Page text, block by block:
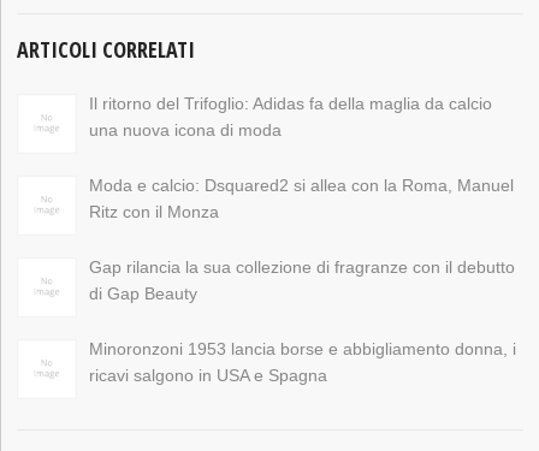
ARTICOLI CORRELATI
Il ritorno del Trifoglio: Adidas fa della maglia da calcio
una nuova icona di moda
Moda e calcio: Dsquared2 si allea con la Roma, Manuel
Ritz con il Monza
Gap rilancia la sua collezione di fragranze con il debutto
di Gap Beauty
Minoronzoni 1953 lancia borse e abbigliamento donna, i
ricavi salgono in USA e Spagna